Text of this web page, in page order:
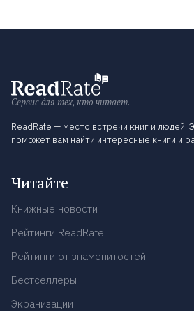
Сервис для тех, кто читает.
ReadRate — место встречи книг и людей.
поможет вам найти интересные книги и
Читайте
Книжные новости
Рейтинги ReadRate
Рейтинги от знаменитостей
Бестселлеры
Экранизации